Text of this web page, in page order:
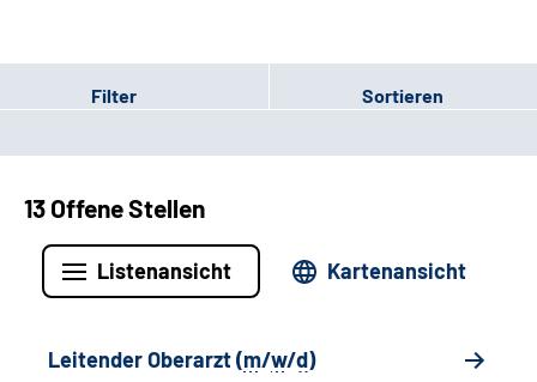
Filter Sortieren
13 Offene Stellen
Listenansicht Kartenansicht
Leitender Oberarzt (m/w/d)